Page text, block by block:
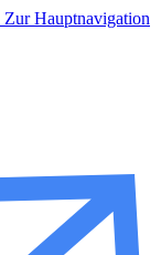
Zur Hauptnavigation